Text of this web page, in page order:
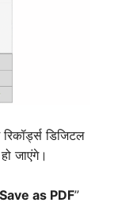
डिजिटल
जाएंगे।
Save as PDF”